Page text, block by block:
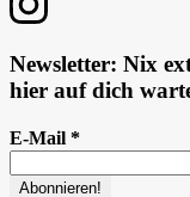
Newsletter: Nix
hier auf dich
E-Mail *